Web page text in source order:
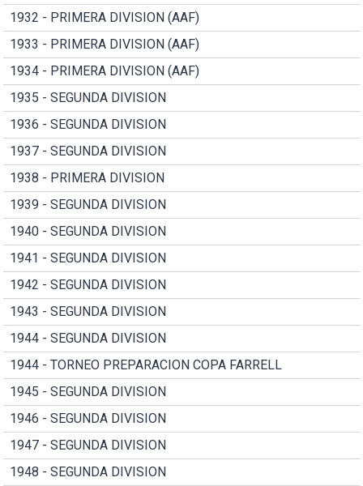
1932 - PRIMERA DIVISION (AAF)
1933 - PRIMERA DIVISION (AAF)
1934 - PRIMERA DIVISION (AAF)
1935 - SEGUNDA DIVISION
1936 - SEGUNDA DIVISION
1937 - SEGUNDA DIVISION
1938 - PRIMERA DIVISION
1939 - SEGUNDA DIVISION
1940 - SEGUNDA DIVISION
1941 - SEGUNDA DIVISION
1942 - SEGUNDA DIVISION
1943 - SEGUNDA DIVISION
1944 - SEGUNDA DIVISION
1944 - TORNEO PREPARACION COPA FARRELL
1945 - SEGUNDA DIVISION
1946 - SEGUNDA DIVISION
1947 - SEGUNDA DIVISION
1948 - SEGUNDA DIVISION